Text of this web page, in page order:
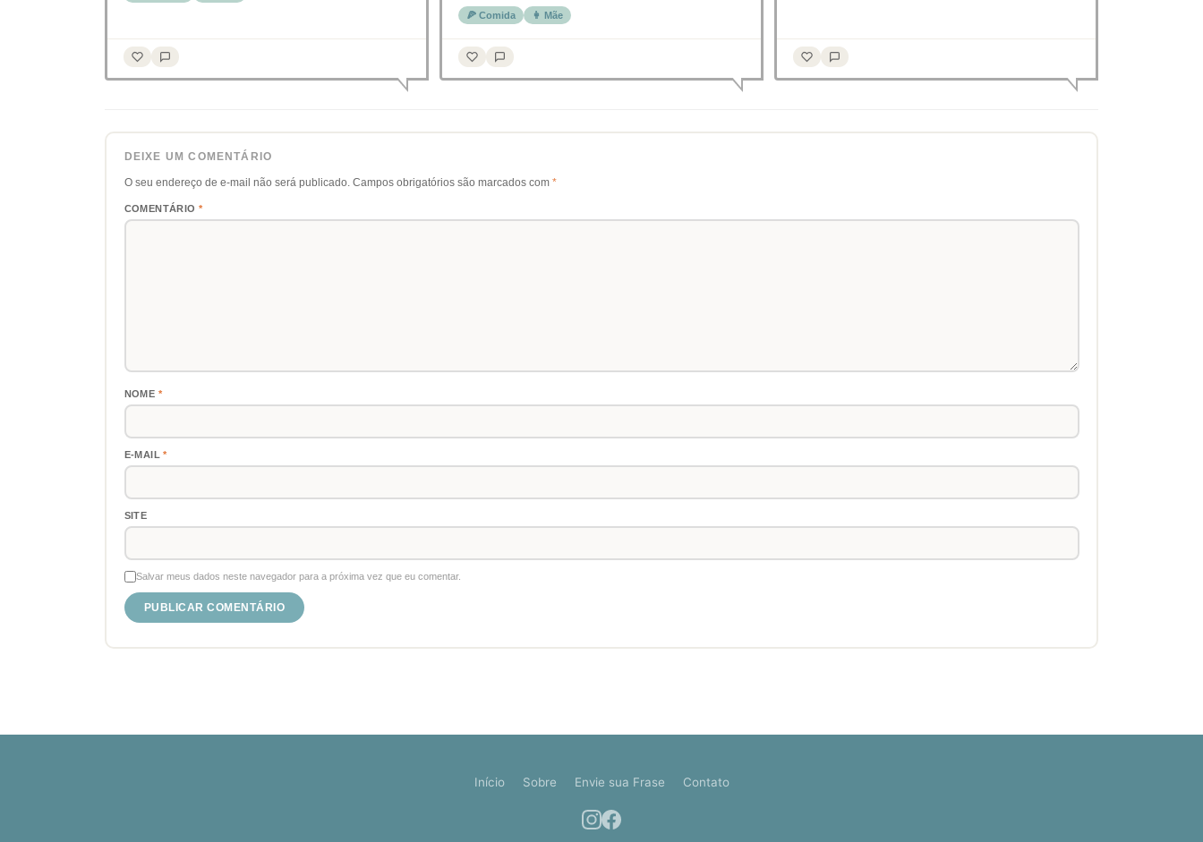
🍕 Comida 👩 Mãe
DEIXE UM COMENTÁRIO
O seu endereço de e-mail não será publicado. Campos obrigatórios são marcados com *
COMENTÁRIO *
NOME *
E-MAIL*
SITE
Salvar meus dados neste navegador para a próxima vez que eu comentar.
Início Sobre Envie sua Frase Contato